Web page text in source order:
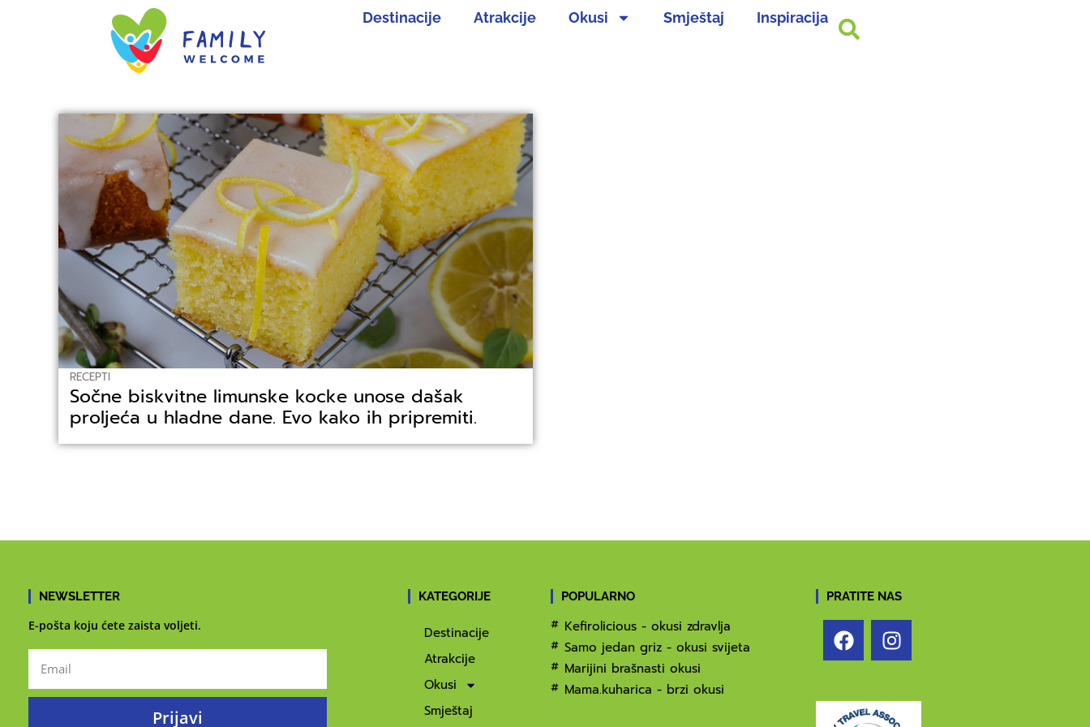
Destinacije Atrakcije Okusi Smještaj Inspiracija
RECEPTI
Sočne biskvitne limunske kocke unose dašak
proljeća u hladne dane. Evo kako ih pripremiti.
NEWSLETTER
E-pošta koju ćete zaista voljeti.
Prijavi
KATEGORIJE
Destinacije
Atrakcije
Okusi
Smještaj
POPULARNO
Kefirolicious - okusi zdravlja
Samo jedan griz - okusi svijeta
Marijini brašnasti okusi
Mama.kuharica - brzi okusi
PRATITE NAS